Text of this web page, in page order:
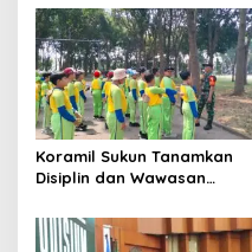
Vol 3, Buktikan Inovasi
Kampus di Panggung
Nasional
Koramil Sukun Tanamkan
Disiplin dan Wawasan
SD Islamic Global School